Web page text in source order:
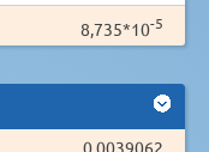
8,735*10-5
0,0039062